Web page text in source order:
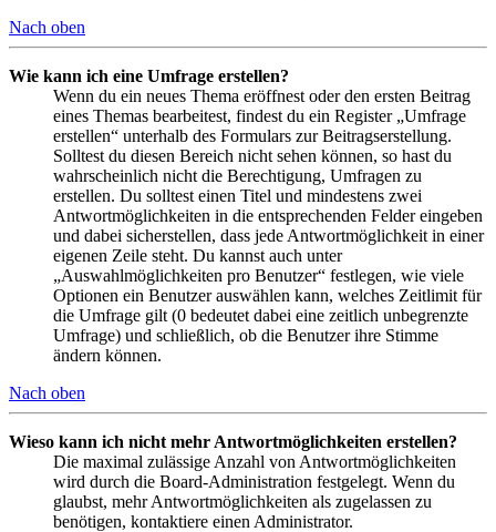
Nach oben
Wie kann ich eine Umfrage erstellen?
Wenn du ein neues Thema eröffnest oder den ersten Beitrag
eines Themas bearbeitest, findest du ein Register „Umfrage
erstellen“ unterhalb des Formulars zur Beitragserstellung.
Solltest du diesen Bereich nicht sehen können, so hast du
wahrscheinlich nicht die Berechtigung, Umfragen zu
erstellen. Du solltest einen Titel und mindestens zwei
Antwortmöglichkeiten in die entsprechenden Felder eingeben
und dabei sicherstellen, dass jede Antwortmöglichkeit in einer
eigenen Zeile steht. Du kannst auch unter
„Auswahlmöglichkeiten pro Benutzer“ festlegen, wie viele
Optionen ein Benutzer auswählen kann, welches Zeitlimit für
die Umfrage gilt (0 bedeutet dabei eine zeitlich unbegrenzte
Umfrage) und schließlich, ob die Benutzer ihre Stimme
ändern können.
Nach oben
Wieso kann ich nicht mehr Antwortmöglichkeiten erstellen?
Die maximal zulässige Anzahl von Antwortmöglichkeiten
wird durch die Board-Administration festgelegt. Wenn du
glaubst, mehr Antwortmöglichkeiten als zugelassen zu
benötigen, kontaktiere einen Administrator.